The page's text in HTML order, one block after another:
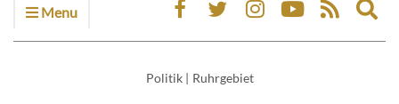
Menu
Politik | Ruhrgebiet